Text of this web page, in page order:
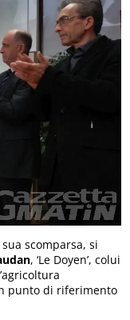
scomparsa, si
, ‘Le Doyen’, colui
punto di riferimento